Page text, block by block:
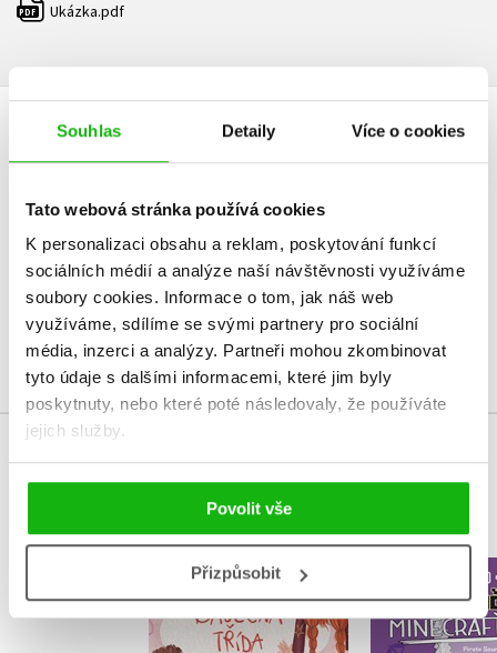
Souhlas Detaily Více o cookies
Tato webová stránka používá cookies
K personalizaci obsahu a reklam, poskytování funkcí
sociálních médií a analýze naší návštěvnosti využíváme
soubory cookies. Informace o tom, jak náš web
využíváme, sdílíme se svými partnery pro sociální
média, inzerci a analýzy. Partneři mohou zkombinovat
tyto údaje s dalšími informacemi, které jim byly
poskytnuty, nebo které poté následovaly, že používáte
jejich služby.
Povolit vše
Přizpůsobit
PDF Ukázka.pdf
HODNOCENÍ ČTENÁŘŮ
Vaše hodnocení
Uživatelskou recenzi mohou vkládat pouze registrovaní uživatelé
Přihlásit
MOHLO BY VÁS TAKÉ ZAJÍMAT
Báječná třída
Iveta Zámečníková
Deník
Cube